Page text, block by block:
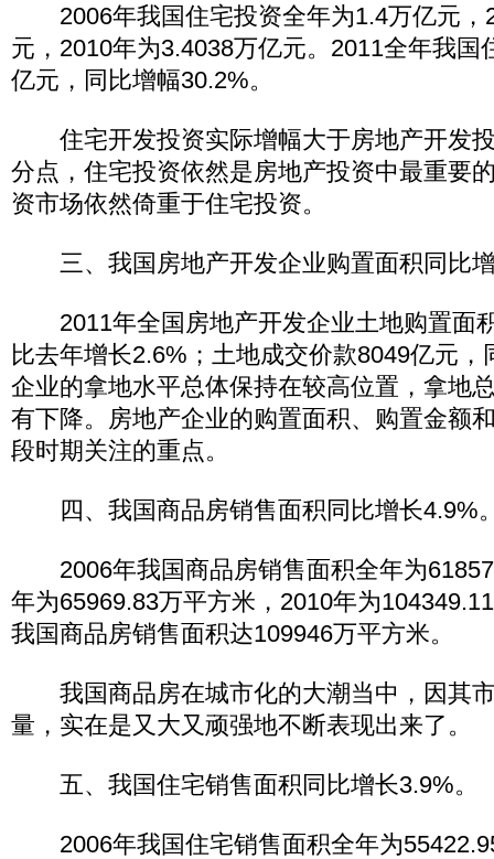
2006年我国住宅投资全年为1.4万亿元，
元，2010年为3.4038万亿元。2011全年我国
亿元，同比增幅30.2%。
住宅开发投资实际增幅大于房地产开发
分点，住宅投资依然是房地产投资中最重要
资市场依然倚重于住宅投资。
三、我国房地产开发企业购置面积同比
2011年全国房地产开发企业土地购置面
比去年增长2.6%；土地成交价款8049亿元
企业的拿地水平总体保持在较高位置，拿地
有下降。房地产企业的购置面积、购置金额
段时期关注的重点。
四、我国商品房销售面积同比增长4.9%
2006年我国商品房销售面积全年为
年为65969.83万平方米，2010年为
我国商品房销售面积达109946万平方米。
我国商品房在城市化的大潮当中，因其
量，实在是又大又顽强地不断表现出来了。
五、我国住宅销售面积同比增长3.9%。
2006年我国住宅销售面积全年为